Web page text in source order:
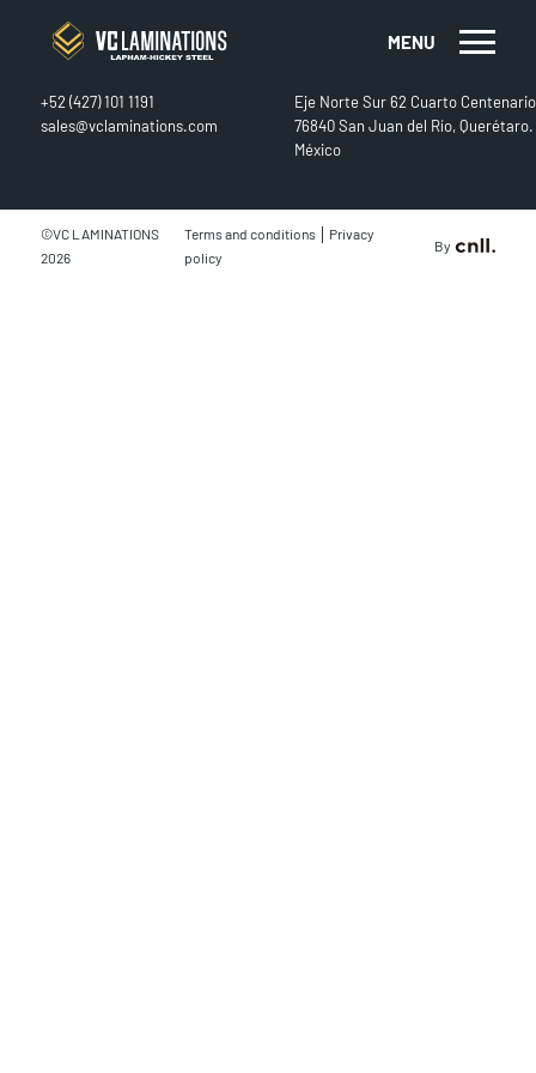
MENU
CONTACT
+52 (427) 101 1191
sales@vclaminations.com
Eje Norte Sur 62 Cuarto Centenario
76840 San Juan del Río, Querétaro.
México
©VC LAMINATIONS
2026
Terms and conditions | Privacy
policy
By